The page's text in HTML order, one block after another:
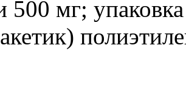
500 мг;